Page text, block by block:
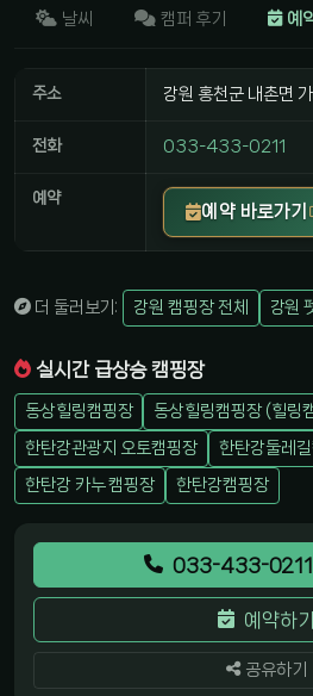
날씨 캠퍼 후기 예
주소 강원 홍천군 내촌면
전화 033-433-0211
예약
예약 바로가기
더 둘러보기: 강원 캠핑장 전체 강원
실시간 급상승 캠핑장
동상힐링캠핑장 동상힐링캠핑장 (힐링
한탄강관광지 오토캠핑장
한탄강둘레
한탄강 카누 캠핑장
한탄강캠핑장
033-433-0211
예약하기
공유하기